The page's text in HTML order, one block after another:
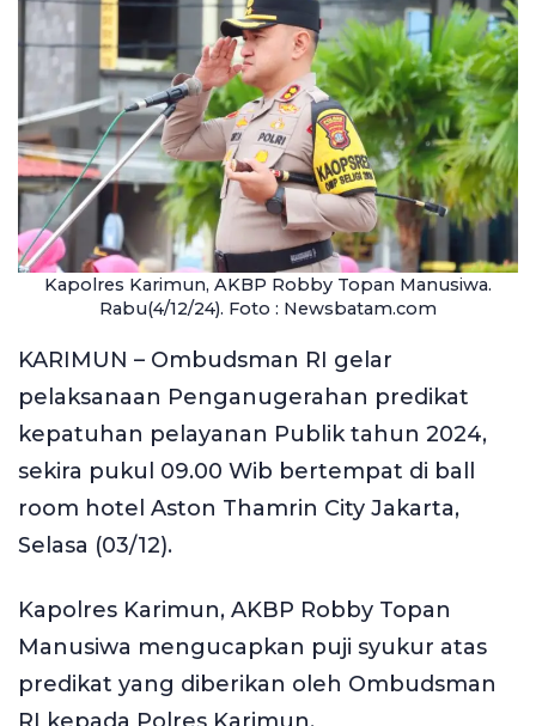
Kapolres Karimun, AKBP Robby Topan Manusiwa.
Rabu(4/12/24). Foto : Newsbatam.com
KARIMUN – Ombudsman RI gelar
pelaksanaan Penganugerahan predikat
kepatuhan pelayanan Publik tahun 2024,
sekira pukul 09.00 Wib bertempat di ball
room hotel Aston Thamrin City Jakarta,
Selasa (03/12).
Kapolres Karimun, AKBP Robby Topan
Manusiwa mengucapkan puji syukur atas
predikat yang diberikan oleh Ombudsman